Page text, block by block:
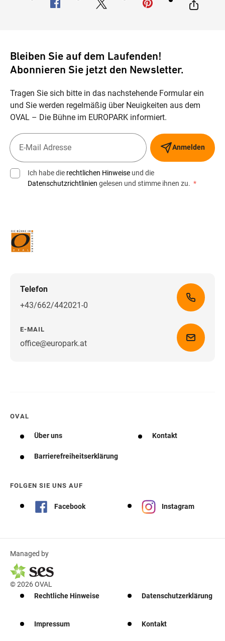
Bleiben Sie auf dem Laufenden!
Abonnieren Sie jetzt den Newsletter.
Tragen Sie sich bitte in das nachstehende Formular ein
und Sie werden regelmäßig über Neuigkeiten aus dem
OVAL – Die Bühne im EUROPARK informiert.
Anmelden
Ich habe die rechtlichen Hinweise und die
Datenschutzrichtlinien gelesen und stimme ihnen zu. *
Telefon
+43/662/442021-0
E-MAIL
office@europark.atWegbeschreibung erhalten
OVAL
Über uns Kontakt
Barrierefreiheitserklärung
FOLGEN SIE UNS AUF
Facebook Instagram
Managed by
© 2026 OVAL
Rechtliche Hinweise
Datenschutzerklärung
Impressum Kontakt